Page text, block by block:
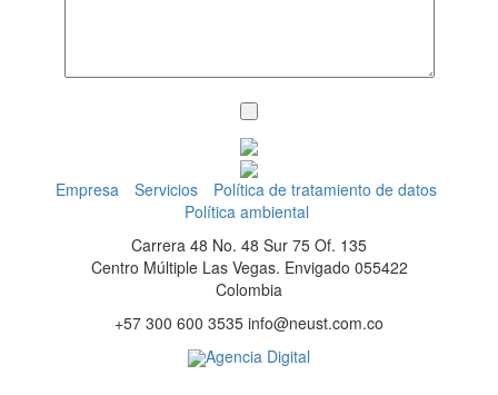
Empresa Servicios
Política de tratamiento de datos
Política ambiental
Carrera 48 No. 48 Sur 75 Of. 135
Centro Múltiple Las Vegas. Envigado 055422
Colombia
+57 300 600 3535 info@neust.com.co
Agencia Digital